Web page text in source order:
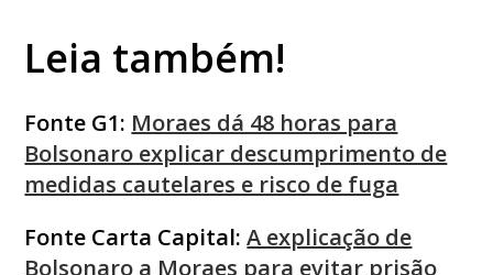
Leia também!
Fonte G1: Moraes dá 48 horas para
Bolsonaro explicar descumprimento de
medidas cautelares e risco de fuga
Fonte Carta Capital:A explicação de
Bolsonaro a Moraes para evitar prisão